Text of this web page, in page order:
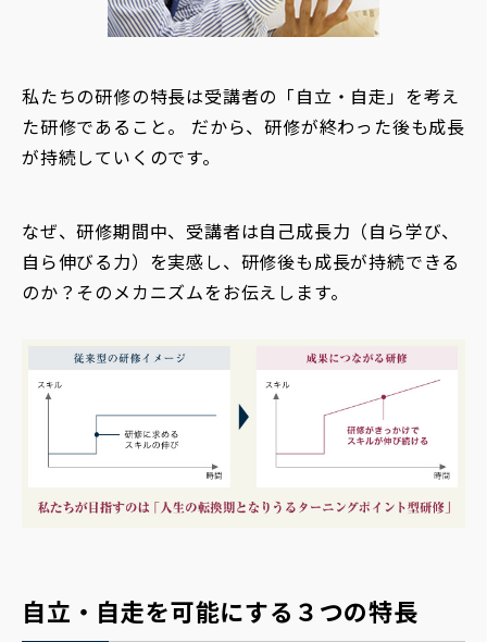
私たちの研修の特長は受講者の「自立・自走」を考え
た研修であること。 だから、研修が終わった後も成長
が持続していくのです。
なぜ、研修期間中、受講者は自己成長力（自ら学び、
自ら伸びる力）を実感し、研修後も成長が持続できる
のか？そのメカニズムをお伝えします。
自立・自走を可能にする３つの特長